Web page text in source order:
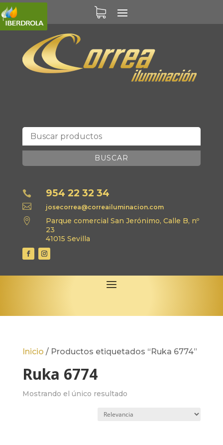
BUSCAR
 954 22 32 34
 josecorrea@correailuminacion.com

Parque comercial San Jerónimo, Calle B, nº
23
41015 Sevilla
Inicio / Productos etiquetados “Ruka 6774”
Ruka 6774
Mostrando el único resultado